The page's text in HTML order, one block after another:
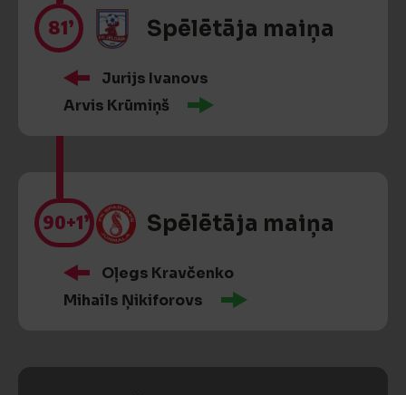
81’ Spēlētāja maiņa
Jurijs Ivanovs
Arvis Krūmiņš
90+1’ Spēlētāja maiņa
Oļegs Kravčenko
Mihails Ņikiforovs